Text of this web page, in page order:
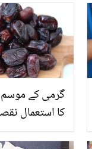
رکھے اور اس
کیسے بناتے
ویڈیو
گرمی کے
کا استعمال